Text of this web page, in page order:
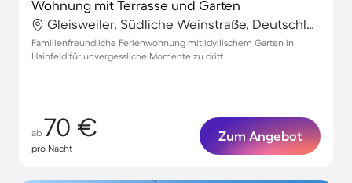
Wohnung mit Terrasse und Garten
Gleisweiler, Südliche Weinstraße, Deutschland
Familienfreundliche Ferienwohnung mit idyllischem Garten in
Hainfeld für unvergessliche Momente zu dritt
ab 70 €
pro Nacht
Zum Angebot